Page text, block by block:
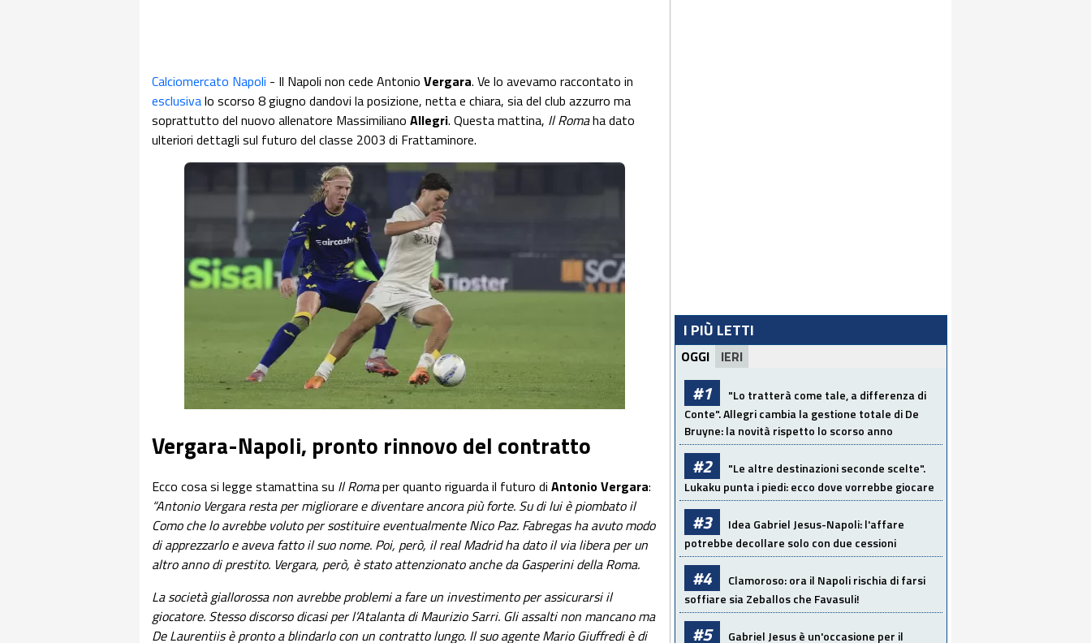
Calciomercato Napoli - Il Napoli non cede Antonio Vergara. Ve lo avevamo raccontato in
esclusivalo scorso 8 giugno dandovi la posizione, netta e chiara, sia del club azzurro ma
soprattutto del nuovo allenatore Massimiliano Allegri. Questa mattina, Il Romaha dato
ulteriori dettagli sul futuro del classe 2003 di Frattaminore.
Vergara-Napoli, pronto rinnovo del contratto
Ecco cosa si legge stamattina su Il Romaper quanto riguarda il futuro di Antonio Vergara:
“Antonio Vergara resta per migliorare e diventare ancora più forte. Su di lui è piombato il
Como che lo avrebbe voluto per sostituire eventualmente Nico Paz. Fabregas ha avuto modo
di apprezzarlo e aveva fatto il suo nome. Poi, però, il real Madrid ha dato il via libera per un
altro anno di prestito. Vergara, però, è stato attenzionato anche da Gasperini della Roma.
La società giallorossa non avrebbe problemi a fare un investimento per assicurarsi il
giocatore. Stesso discorso dicasi per l’Atalanta di Maurizio Sarri. Gli assalti non mancano ma
De Laurentiis è pronto a blindarlo con un contratto lungo. Il suo agente Mario Giuffredi è di
I PIÙ LETTI
OGGI IERI
#1
"Lo tratterà come tale, a differenza di
Conte". Allegri cambia la gestione totale di De
Bruyne: la novità rispetto lo scorso anno
#2
"Le altre destinazioni seconde scelte".
Lukaku punta i piedi: ecco dove vorrebbe giocare
#3
Idea Gabriel Jesus-Napoli: l'affare
potrebbe decollare solo con due cessioni
#4
Clamoroso: ora il Napoli rischia di farsi
soffiare sia Zeballos che Favasuli!
#5
Gabriel Jesus è un'occasione per il